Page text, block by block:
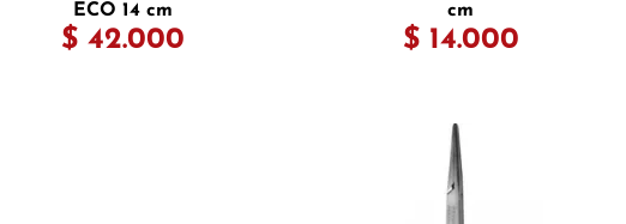
ECO 14 cm
$ 42.000
cm
$ 14.000